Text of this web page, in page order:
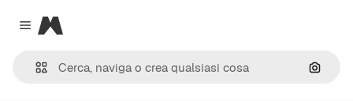
Close menu
Magnific
Cerca